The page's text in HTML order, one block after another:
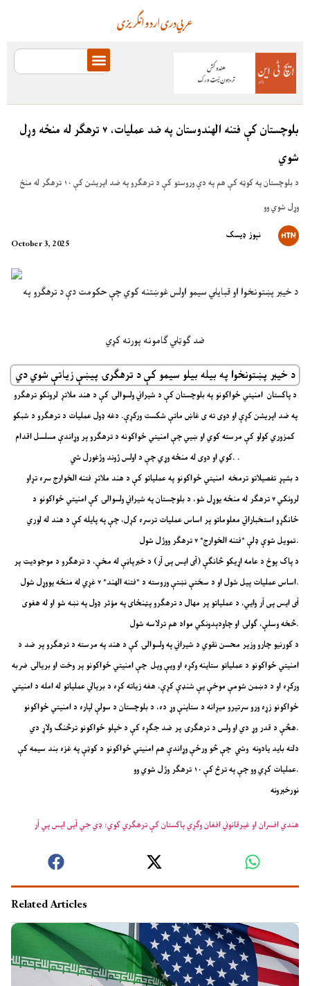
انگریزیاردودریعربي
بلوچستان کې فتنه الهندوستان په ضد عملیات، ۷ ترهګر له منځه وړل
شوي
د بلوچستان په کوټه کې هم په دې وروستو کې د ترهګرو په ضد اپریشن کې ۱۰ ترهګر له منځ
وړل شوي وو
October 3, 2025
نېوز ډیسک
د خیبر پښتونخوا په بیله بیلو سیمو کې د ترهګرۍ پیښې زیاتې شوي دي
د پاکستان امنیتي ځواکونو په بلوچستان کې د شیراني ولسوالۍ کې د هند ملاتړ لرونکو ترهګرو
په ضد اپریشن کړې او دوی ته ی غاښ ماتې شکست ورکړې. دغه ډول عملیات د ترهګرو د شبکو
کمزوري کولو کې مرسته کوي او ښیي چې امنیتي ځواکونه د ترهګرو پر وړاندې مسلسل اقدام
کوي او دوی له منځه وړي چې د اولس ژوند وژغورل شي. .
د بشپړ تفصیلاتو ترمخه امنیتي ځواکونو په عملیاتو کې د هند ملاتړ فتنه الخوارج سره تړاو
لرونکي ۷ ترهګر له منځه یوړل شو، د بلوچستان په شیراني ولسوالۍ کې امنیتي ځواکونو د
ځانګړو استخباراتي معلوماتو پر اساس عملیات ترسره کړل، چې په پایله کې د هند له لوري
تمویل شوې ډلې *فتنه الخوارج* ۷ ترهګر ووژل شول.
د پاک پوځ د عامه اړیکو څانګې (آی ایس پی آر) د خبرپاڼې له مخې، د ترهګرو د موجودیت پر
اساس عملیات پیل شول او د سختې نښتې وروسته د *فتنه الهند* ۷ غړي له منځه یووړل شول.
څخه وسلې، ګولۍ او چاودېدونکي مواد هم ترلاسه شول.
د کورنیو چارو وزیر محسن نقوي د شیراني په ولسوالۍ کې د هند په مرسته د ترهګرو پر ضد د
امنیتي ځواکونو د عملیاتو ستاینه وکړه او ویې ویل چې امنیتي ځواکونو پر وخت او بریالۍ ضربه
ورکړه او د دښمن شومې موخې یې شنډې کړې، هغه زیاته کړه د بریالي عملیاتو له امله د امنیتي
ځواکونو زړه ورو سرتیرو میړانه د ستاینې وړ ده، د بلوچستان د سولې لپاره د امنیتي ځواکونو
هڅې د قدر وړ دي او ولس د ترهګرۍ پر ضد جګړه کې د خپلو ځواکونو ترڅنګ ولاړ دي.
عملیات کړي وو چې په ترڅ کې ۱۰ ترهګر وژل شوي وو.
نورخبرونه
هندي افسران او غیرقانوني افغان وګړي پاکستان کې ترهګري کوي: ډي جي آیی ایس پي آر
Related Articles